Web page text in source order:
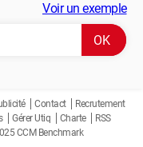
Voir un exemple
Contact
Recrutement
Gérer Utiq Charte
RSS
CCM Benchmark